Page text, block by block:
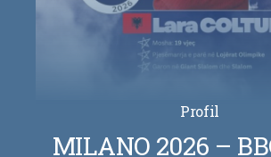
Profil
MILANO 2026 –